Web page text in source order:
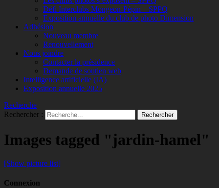
Défi Interclubs Mongeon-Pépin – SPPQ
Exposition annuelle du club de photo Dimension
Adhésion
Nouveau membre
Renouvellement
Nous joindre
Contacter la présidence
Demande de soutien web
Intelligence artificielle (IA)
Exposition annuelle 2025
Recherche
Rechercher :
Images tagged "jardin-hamel"
[Show picture list]
Connexion